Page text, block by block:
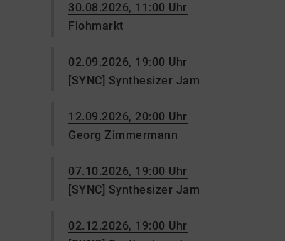
30.08.2026, 11:00 Uhr
Flohmarkt
02.09.2026, 19:00 Uhr
[SYNC] Synthesizer Jam
12.09.2026, 20:00 Uhr
Georg Zimmermann
07.10.2026, 19:00 Uhr
[SYNC] Synthesizer Jam
02.12.2026, 19:00 Uhr